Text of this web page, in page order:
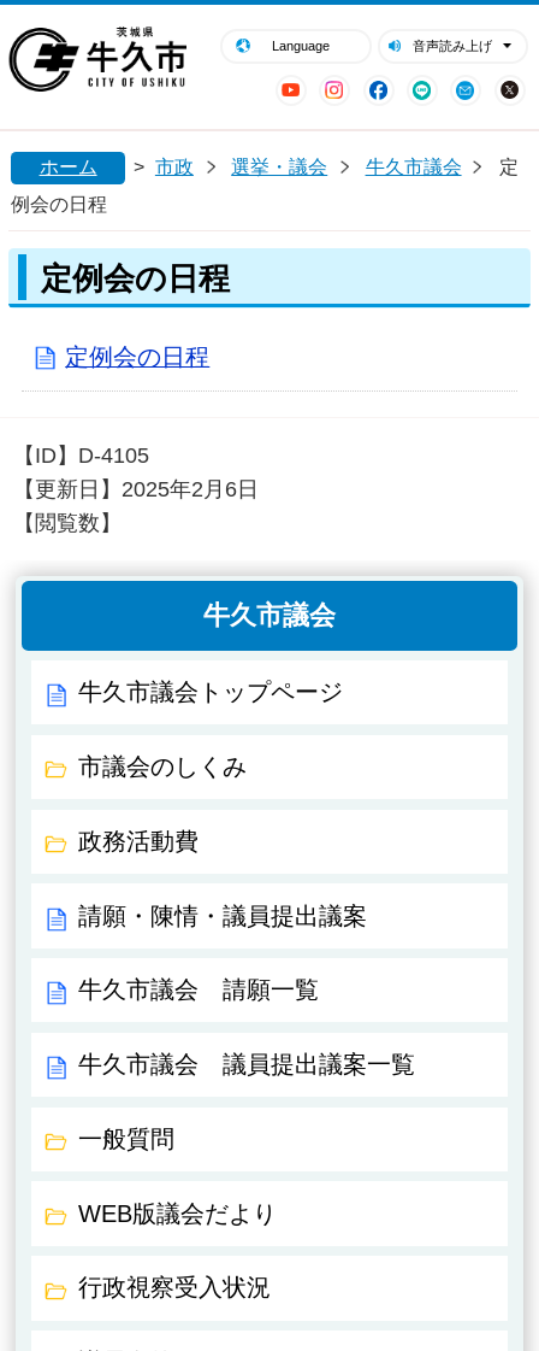
Language 音声読み上げ
YouTubeInstagram
Facebook
LINE Mail
閉じる
ホーム > 市政 選挙・議会 牛久市議会
定
例会の日程
定例会の日程
定例会の日程
【ID】 D-4105
【更新日】 2025年2月6日
【閲覧数】
牛久市議会
牛久市議会トップページ
市議会のしくみ
政務活動費
請願・陳情・議員提出議案
牛久市議会 請願一覧
牛久市議会 議員提出議案一覧
一般質問
WEB版議会だより
行政視察受入状況